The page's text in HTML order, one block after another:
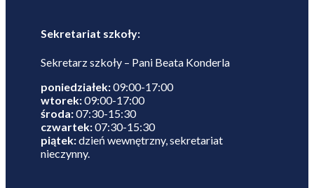
Sekretariat szkoły:
Sekretarz szkoły – Pani Beata Konderla
poniedziałek:09:00-17:00
wtorek:09:00-17:00
środa:07:30-15:30
czwartek:07:30-15:30
piątek:dzień wewnętrzny, sekretariat
nieczynny.